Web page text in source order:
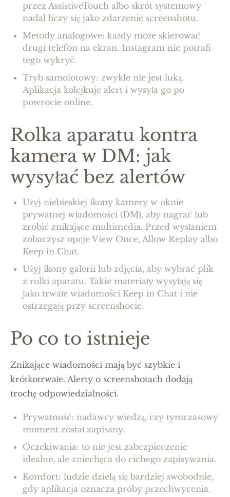
przez AssistiveTouch albo skrót systemowy
nadal liczy się jako zdarzenie screenshotu.
Metody analogowe: każdy może skierować
drugi telefon na ekran. Instagram nie potrafi
tego wykryć.
Tryb samolotowy: zwykle nie jest luką.
Aplikacja kolejkuje alert i wysyła go po
powrocie online.
Rolka aparatu kontra
kamera w DM: jak
wysyłać bez alertów
Użyj niebieskiej ikony kamery w oknie
prywatnej wiadomości (DM), aby nagrać lub
zrobić znikające multimedia. Przed wysłaniem
zobaczysz opcje View Once, Allow Replay albo
Keep in Chat.
Użyj ikony galerii lub zdjęcia, aby wybrać plik
z rolki aparatu. Takie materiały wysyłają się
jako trwałe wiadomości Keep in Chat i nie
ostrzegają przy screenshocie.
Po co to istnieje
Znikające wiadomości mają być szybkie i
krótkotrwałe. Alerty o screenshotach dodają
trochę odpowiedzialności.
Prywatność: nadawcy wiedzą, czy tymczasowy
moment został zapisany.
Oczekiwania: to nie jest zabezpieczenie
idealne, ale zniechęca do cichego zapisywania.
Komfort: ludzie dzielą się bardziej swobodnie,
gdy aplikacja oznacza próby przechwycenia.